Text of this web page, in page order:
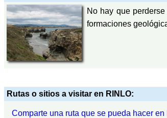
No hay que perderse
formaciones
Rutas o sitios a visitar en RINLO:
Comparte una ruta que se pueda hacer en